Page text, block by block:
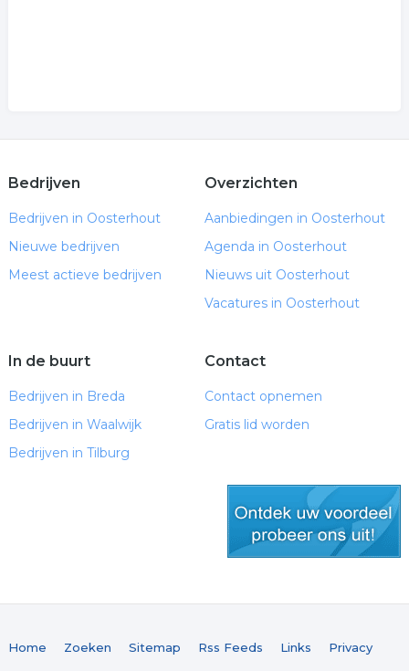
Bedrijven
Bedrijven in Oosterhout
Nieuwe bedrijven
Meest actieve bedrijven
Overzichten
Aanbiedingen in Oosterhout
Agenda in Oosterhout
Nieuws uit Oosterhout
Vacatures in Oosterhout
In de buurt
Bedrijven in Breda
Bedrijven in Waalwijk
Bedrijven in Tilburg
Contact
Contact opnemen
Gratis lid worden
Home Zoeken Sitemap Rss Feeds Links Privacy